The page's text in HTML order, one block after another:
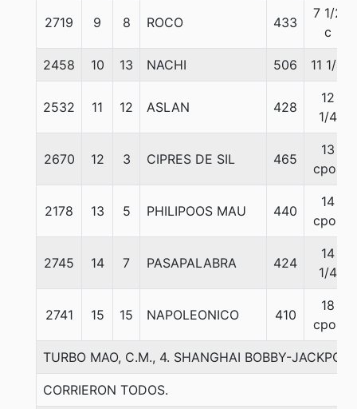
2719 9 8 ROCO 433
7 1/2
c
2458 10 13 NACHI 506 11 1/4
2532 11 12 ASLAN 428
12
1/4
2670 12 3 CIPRES DE SIL 465
13
cpos
2178 13 5 PHILIPOOS MAU 440
14
cpos
2745 14 7 PASAPALABRA 424
14
1/4
2741 15 15 NAPOLEONICO 410
18
cpos
TURBO MAO, C.M., 4. SHANGHAI BOBBY-JACKPOT
CORRIERON TODOS.